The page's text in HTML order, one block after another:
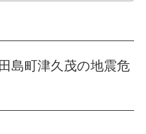
島町津久茂の地震危